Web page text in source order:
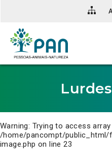
para
conteúdo
principal
da
Warning: Trying to access
/home/pancompt/
image.php on line23